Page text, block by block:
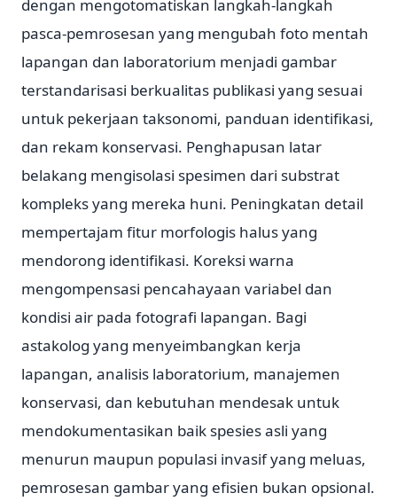
dengan mengotomatiskan langkah-langkah
pasca-pemrosesan yang mengubah foto mentah
lapangan dan laboratorium menjadi gambar
terstandarisasi berkualitas publikasi yang sesuai
untuk pekerjaan taksonomi, panduan identifikasi,
dan rekam konservasi. Penghapusan latar
belakang mengisolasi spesimen dari substrat
kompleks yang mereka huni. Peningkatan detail
mempertajam fitur morfologis halus yang
mendorong identifikasi. Koreksi warna
mengompensasi pencahayaan variabel dan
kondisi air pada fotografi lapangan. Bagi
astakolog yang menyeimbangkan kerja
lapangan, analisis laboratorium, manajemen
konservasi, dan kebutuhan mendesak untuk
mendokumentasikan baik spesies asli yang
menurun maupun populasi invasif yang meluas,
pemrosesan gambar yang efisien bukan opsional.